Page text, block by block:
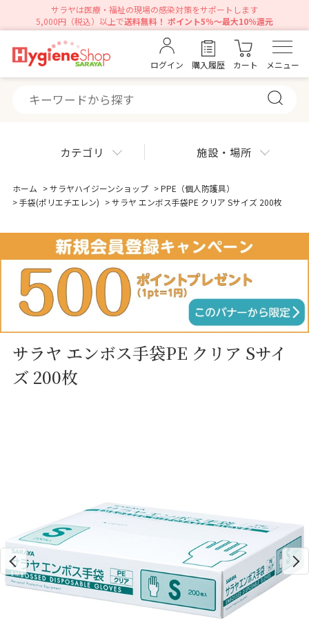
サラヤは医療・福祉の現場の感染対策をサポートします
5,000円（税込）以上で送料無料！ ポイント5％～最大10％還元
ログイン 購入履歴 カート メニュー
カテゴリ 施設・場所
ホーム >サラヤハイジーンショップ >PPE（個人防護具）
>手袋(ポリエチエレン) >サラヤ エンボス手袋PE クリア Sサイズ 200枚
サラヤ エンボス手袋PE クリア Sサイ
ズ 200枚